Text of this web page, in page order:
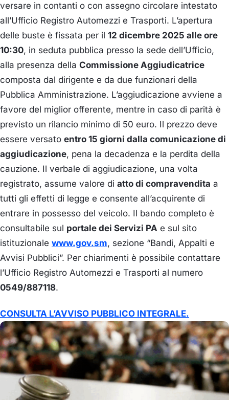
versare in contanti o con assegno circolare intestato
all’Ufficio Registro Automezzi e Trasporti. L’apertura
delle buste è fissata per il 12 dicembre 2025 alle ore
10:30, in seduta pubblica presso la sede dell’Ufficio,
alla presenza della Commissione Aggiudicatrice
composta dal dirigente e da due funzionari della
Pubblica Amministrazione. L’aggiudicazione avviene a
favore del miglior offerente, mentre in caso di parità è
previsto un rilancio minimo di 50 euro. Il prezzo deve
essere versato entro 15 giorni dalla comunicazione di
aggiudicazione, pena la decadenza e la perdita della
cauzione. Il verbale di aggiudicazione, una volta
registrato, assume valore di atto di compravendita a
tutti gli effetti di legge e consente all’acquirente di
entrare in possesso del veicolo. Il bando completo è
consultabile sul portale dei Servizi PA e sul sito
istituzionale www.gov.sm, sezione “Bandi, Appalti e
Avvisi Pubblici”. Per chiarimenti è possibile contattare
l’Ufficio Registro Automezzi e Trasporti al numero
0549/887118.
CONSULTA L’AVVISO PUBBLICO INTEGRALE.